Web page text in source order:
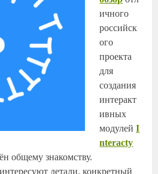
ичного
российск
ого
проекта
для
создания
интеракт
ивных
модулейI
nteracty
общему знакомству.
детали, конкретный